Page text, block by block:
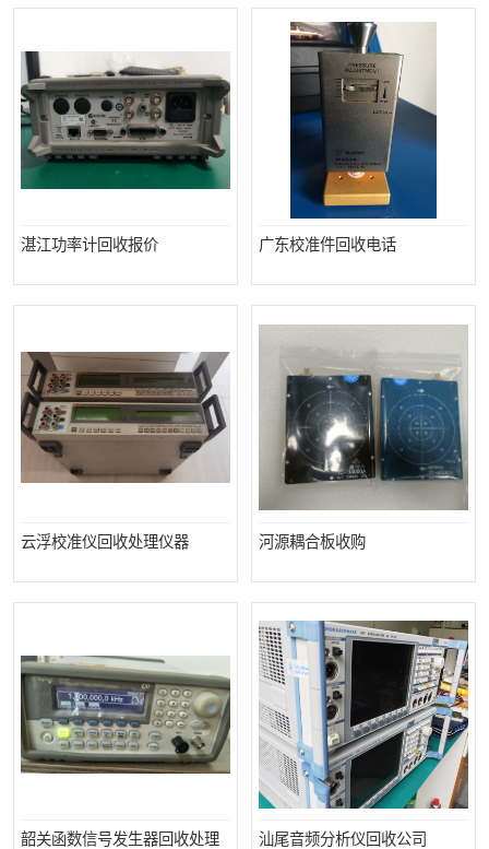
湛江功率计回收报价 广东校准件回收电话
云浮校准仪回收处理仪器 河源耦合板收购
韶关函数信号发生器回收处理
汕尾音频分析仪回收公司